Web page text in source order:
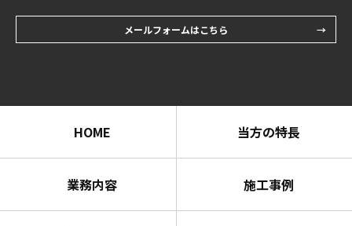
メールフォームはこちら
HOME 当方の特長
業務内容 施工事例